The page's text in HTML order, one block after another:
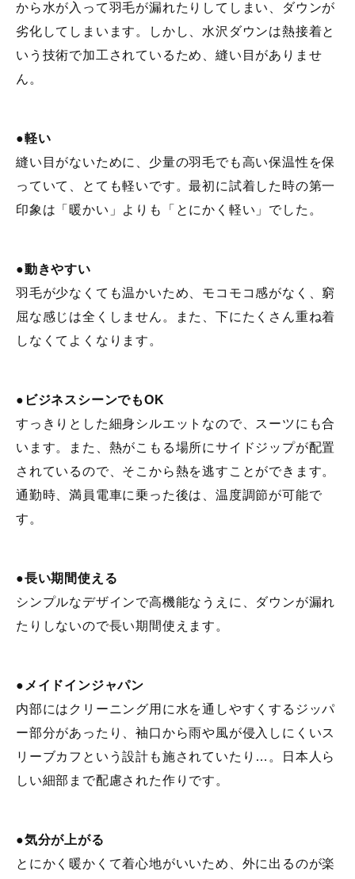
から水が入って羽毛が漏れたりしてしまい、ダウンが
劣化してしまいます。しかし、水沢ダウンは熱接着と
いう技術で加工されているため、縫い目がありませ
ん。
●軽い
縫い目がないために、少量の羽毛でも高い保温性を保
っていて、とても軽いです。最初に試着した時の第一
印象は「暖かい」よりも「とにかく軽い」でした。
●動きやすい
羽毛が少なくても温かいため、モコモコ感がなく、窮
屈な感じは全くしません。また、下にたくさん重ね着
しなくてよくなります。
●ビジネスシーンでもOK
すっきりとした細身シルエットなので、スーツにも合
います。また、熱がこもる場所にサイドジップが配置
されているので、そこから熱を逃すことができます。
通勤時、満員電車に乗った後は、温度調節が可能で
す。
●長い期間使える
シンプルなデザインで高機能なうえに、ダウンが漏れ
たりしないので長い期間使えます。
●メイドインジャパン
内部にはクリーニング用に水を通しやすくするジッパ
ー部分があったり、袖口から雨や風が侵入しにくいス
リーブカフという設計も施されていたり…。日本人ら
しい細部まで配慮された作りです。
●気分が上がる
とにかく暖かくて着心地がいいため、外に出るのが楽